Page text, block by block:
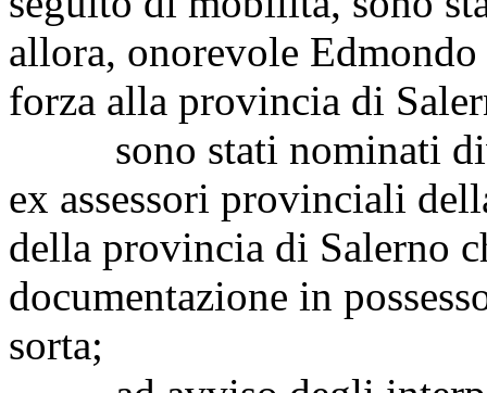
allora, onorevole
forza alla provincia di
sono stati nominati
ex assessori provinciali
della provincia di Salerno
documentazione in
sorta;